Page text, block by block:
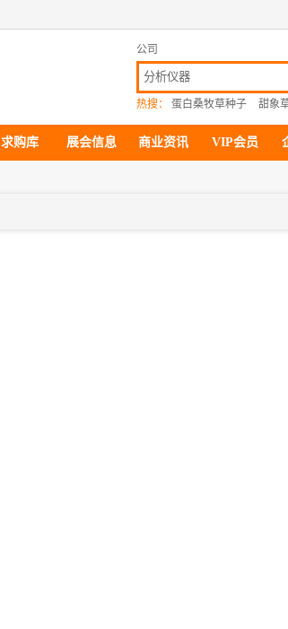
公司
热搜： 蛋白桑牧草种子 甜象
求购库 展会信息 商业资讯 VIP会员